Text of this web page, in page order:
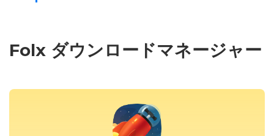
Folx ダウンロードマネージャー